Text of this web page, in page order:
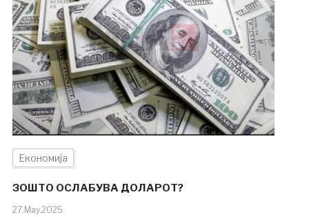
Економија
ЗОШТО ОСЛАБУВА ДОЛАРОТ?
27.May.2025